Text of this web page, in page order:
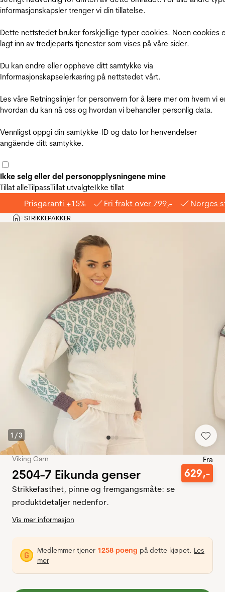
informasjonskapsler trenger vi din tillatelse.
Dette nettstedet bruker forskjellige typer cookies. Noen cookies
lagt inn av tredjeparts tjenester som vises på våre sider.
Du kan endre eller oppheve ditt samtykke via
Informasjonskapselerkæring på nettstedet vårt.
Les våre Retningslinjer for personvern for å lære mer om hvem vi
hvordan du kan nå oss og hvordan vi behandler personlig data.
Vennligst oppgi din samtykke-ID og dato for henvendelser
angående ditt samtykke.
Ikke selg eller del personopplysningene mine
Tillat alleTilpassTillat utvalgteIkke tillat
Prisgaranti +15% Fri frakt over 799,- Norges
Hjem
>STRIKKEPAKKER
1 /3
Viking Garn
2504-7 Eikunda genser
Fra
629,-
Strikkefasthet, pinne og fremgangsmåte: se
produktdetaljer nedenfor.
Vis mer informasjon
Medlemmer tjener 1258 poeng på dette kjøpet. Les
mer